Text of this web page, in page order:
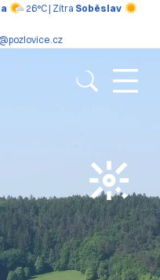
26°C | Zítra Soběslav